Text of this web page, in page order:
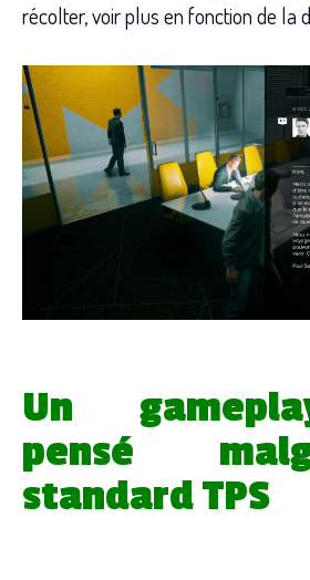
récolter, voir plus en fonction de la
Un
pensé
standard TPS